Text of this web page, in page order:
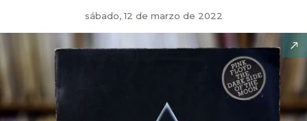
sábado, 12 de marzo de 2022